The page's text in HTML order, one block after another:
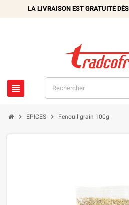
LA LIVRAISON EST GRATUITE DÈS

 EPICES  Fenouil grain 100g